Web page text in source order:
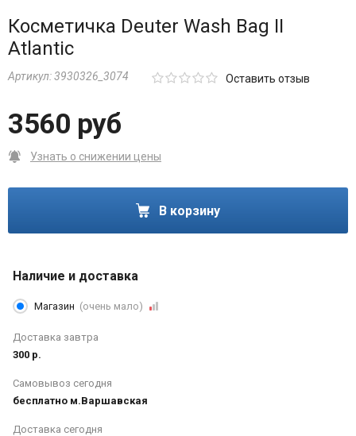
Косметичка Deuter Wash Bag II
Atlantic
Артикул:3930326_3074 Оставить отзыв
3560 руб
Узнать о снижении цены
В корзину
Наличие и доставка
Магазин (очень мало)
Доставка завтра
300 р.
Самовывоз сегодня
бесплатно м.Варшавская
Доставка сегодня